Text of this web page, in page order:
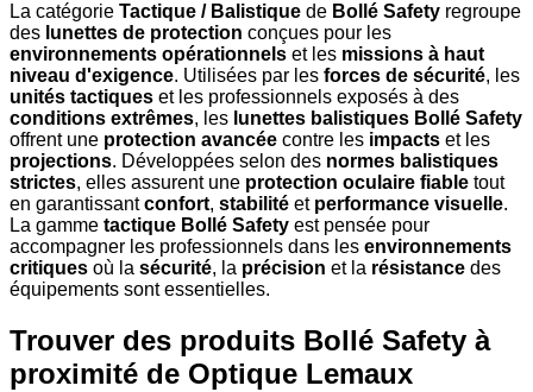
La catégorie Tactique / Balistique de Bollé Safety regroupe
des lunettes de protection conçues pour les
environnements opérationnels et les missions à haut
niveau d'exigence. Utilisées par les forces de sécurité, les
unités tactiques et les professionnels exposés à des
conditions extrêmes, les lunettes balistiques Bollé Safety
offrent une protection avancée contre les impacts et les
projections. Développées selon des normes balistiques
strictes, elles assurent une protection oculaire fiable tout
en garantissantconfort, stabilité et performance visuelle.
La gamme tactique Bollé Safety est pensée pour
accompagner les professionnels dans les environnements
critiques où la sécurité, la précision et la résistance des
équipements sont essentielles.
Trouver des produits Bollé Safety à
proximité de Optique Lemaux